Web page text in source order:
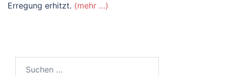
Erregung erhitzt. (mehr …)